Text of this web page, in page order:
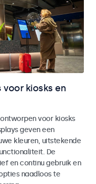
kiosks en
voor kiosks
geven een
kleuren, uitstekende
De
en continu gebruik en
naadloos te